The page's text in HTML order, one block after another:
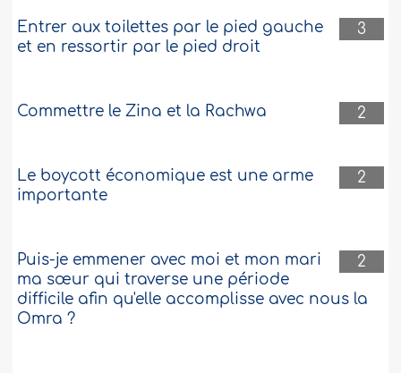
3
Entrer aux toilettes par le pied gauche
et en ressortir par le pied droit
2
Commettre le Zina et la Rachwa
2
Le boycott économique est une arme
importante
2
Puis-je emmener avec moi et mon mari
ma sœur qui traverse une période
difficile afin qu'elle accomplisse avec nous la
Omra ?